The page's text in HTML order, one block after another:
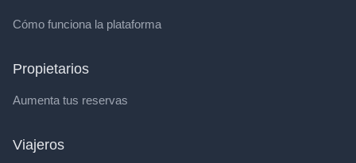
Cómo funciona la plataforma
Propietarios
Aumenta tus reservas
Viajeros